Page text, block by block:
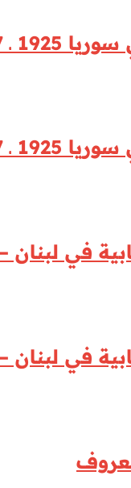
ـ عادي
ـ عادي
في لبنان –
في لبنان –